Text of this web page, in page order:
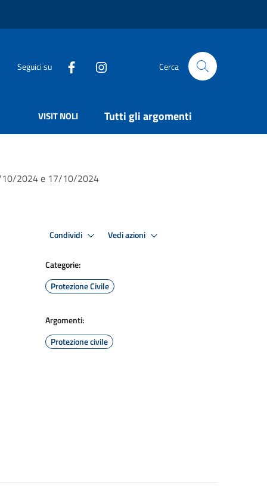
Seguici su Cerca
VISIT NOLI Tutti gli argomenti
10/2024 e 17/10/2024
Condividi Vedi azioni
Categorie:
Protezione Civile
Argomenti:
Protezione civile